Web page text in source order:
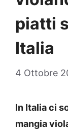
piatti
Italia
4 Ottobre
In Italia ci
mangia